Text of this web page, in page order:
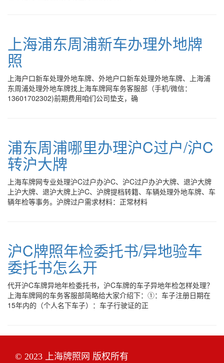
上海浦东周浦新车办理外地牌
照
上海户口新车处理外地车牌、外地户口新车处理外地车牌、上海浦
东周浦处理外地车牌找上海车牌网车务客服部（手机/微信：
13601702302)前期费用咱们公司垫支，确
浦东周浦哪里办理沪C过户/沪C
转沪大牌
上海车牌网专业处理沪C过户办沪C、沪C过户办沪大牌、退沪大牌
上沪大牌、退沪大牌上沪C、沪牌提档转籍、车辆处理外地车牌、车
辆年检等事务。沪牌过户需求材料：正常材料
沪C牌照年检委托书/异地验车
委托书怎么开
代开沪C车牌异地年检委托书，沪C车牌的车子异地年检怎样处理？
上海车牌网的车务客服部简略给大家介绍下：①：车子注册日期在
15年内的（个人名下车子）：车子行驶证的正
© 2023 上海牌照网 版权所有